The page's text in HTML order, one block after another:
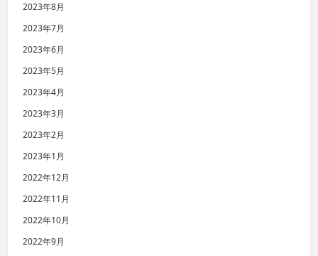
2023年8月
2023年7月
2023年6月
2023年5月
2023年4月
2023年3月
2023年2月
2023年1月
2022年12月
2022年11月
2022年10月
2022年9月